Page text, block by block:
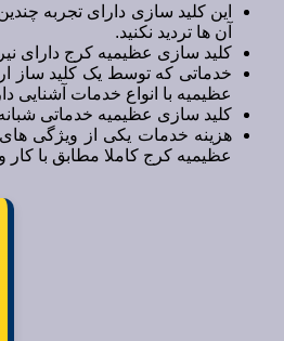
این کلید سازی دارای تجربه
آن ها تردید نکنید.
کلید سازی عظیمیه کرج دارای
خدماتی که توسط یک کلید ساز
عظیمیه با انواع خدمات آشنایی
کلید سازی عظیمیه خدماتی
هزینه خدمات یکی از ویژگی
عظیمیه کرج کاملا مطابق با کار